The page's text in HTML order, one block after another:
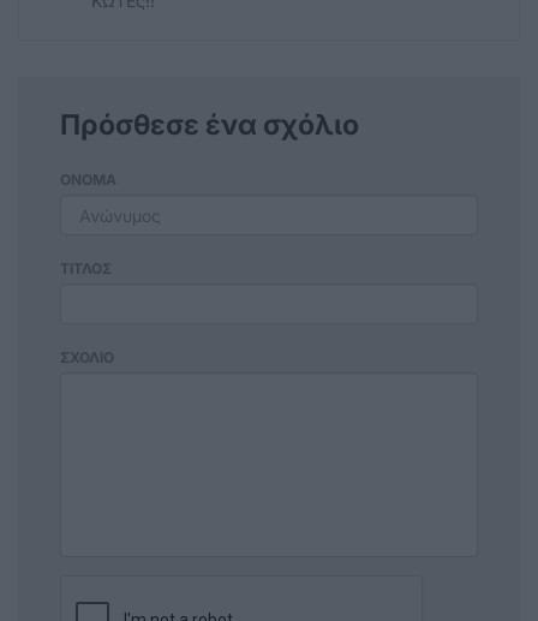
Πρόσθεσε ένα σχόλιο
ΟΝΟΜΑ
ΤΙΤΛΟΣ
ΣΧΟΛΙΟ